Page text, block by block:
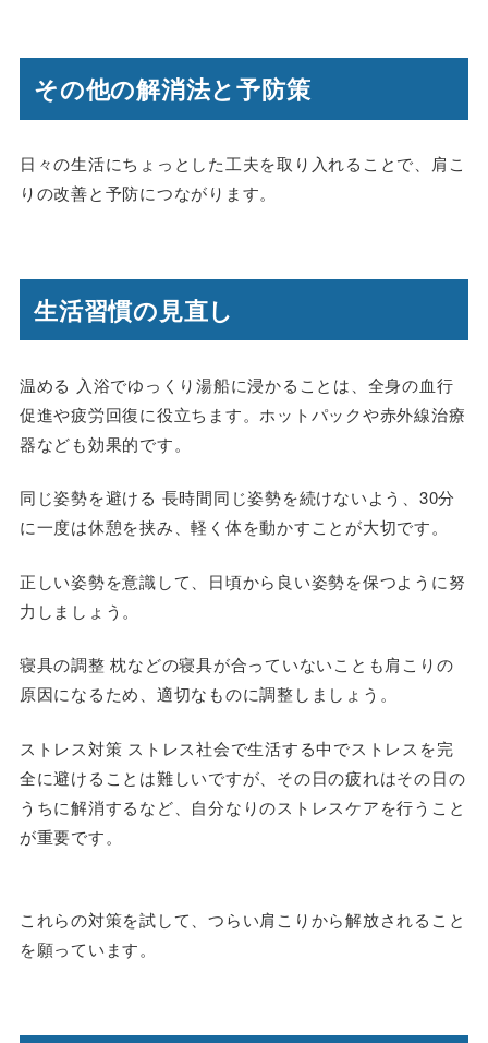
その他の解消法と予防策
日々の生活にちょっとした工夫を取り入れることで、肩こ
りの改善と予防につながります。
生活習慣の見直し
温める 入浴でゆっくり湯船に浸かることは、全身の血行
促進や疲労回復に役立ちます。ホットパックや赤外線治療
器なども効果的です。
同じ姿勢を避ける 長時間同じ姿勢を続けないよう、30分
に一度は休憩を挟み、軽く体を動かすことが大切です。
正しい姿勢を意識して、日頃から良い姿勢を保つように努
力しましょう。
寝具の調整 枕などの寝具が合っていないことも肩こりの
原因になるため、適切なものに調整しましょう。
ストレス対策 ストレス社会で生活する中でストレスを完
全に避けることは難しいですが、その日の疲れはその日の
うちに解消するなど、自分なりのストレスケアを行うこと
が重要です。
これらの対策を試して、つらい肩こりから解放されること
を願っています。